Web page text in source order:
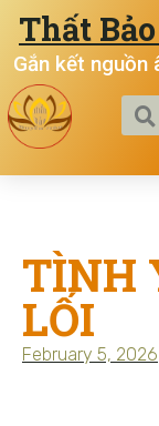
Thất
Gắn kết nguồn
TÌNH
LỐI
February 5, 2026